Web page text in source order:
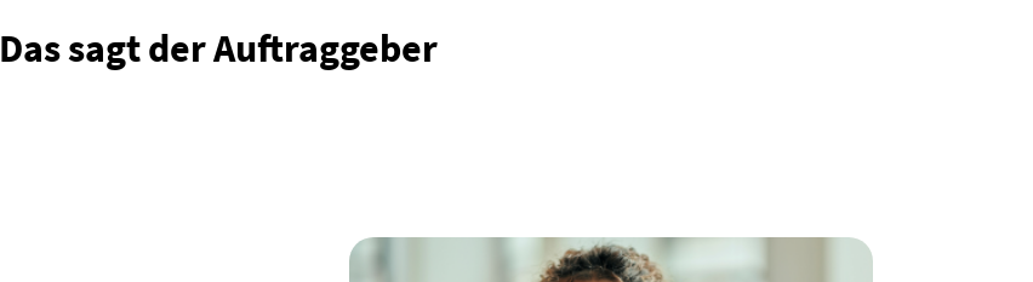
Das sagt der Auftraggeber